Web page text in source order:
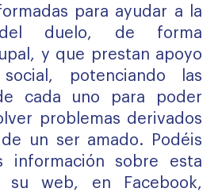
para ayudar a la
del duelo, de forma
y que prestan apoyo
potenciando las
cada uno para poder
problemas derivados
un ser amado. Podéis
información sobre esta
suweb, en Facebook,